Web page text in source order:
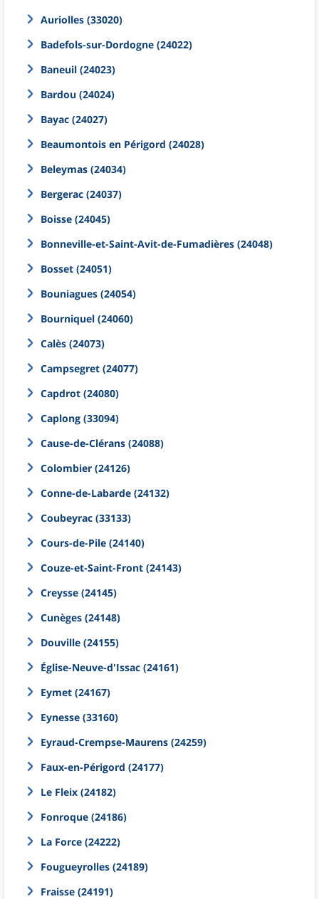
Auriolles (33020)
Badefols-sur-Dordogne (24022)
Baneuil (24023)
Bardou (24024)
Bayac (24027)
Beaumontois en Périgord (24028)
Beleymas (24034)
Bergerac (24037)
Boisse (24045)
Bonneville-et-Saint-Avit-de-Fumadières (24048)
Bosset (24051)
Bouniagues (24054)
Bourniquel (24060)
Calès (24073)
Campsegret (24077)
Capdrot (24080)
Caplong (33094)
Cause-de-Clérans (24088)
Colombier (24126)
Conne-de-Labarde (24132)
Coubeyrac (33133)
Cours-de-Pile (24140)
Couze-et-Saint-Front (24143)
Creysse (24145)
Cunèges (24148)
Douville (24155)
Église-Neuve-d'Issac (24161)
Eymet (24167)
Eynesse (33160)
Eyraud-Crempse-Maurens (24259)
Faux-en-Périgord (24177)
Le Fleix (24182)
Fonroque (24186)
La Force (24222)
Fougueyrolles (24189)
Fraisse (24191)